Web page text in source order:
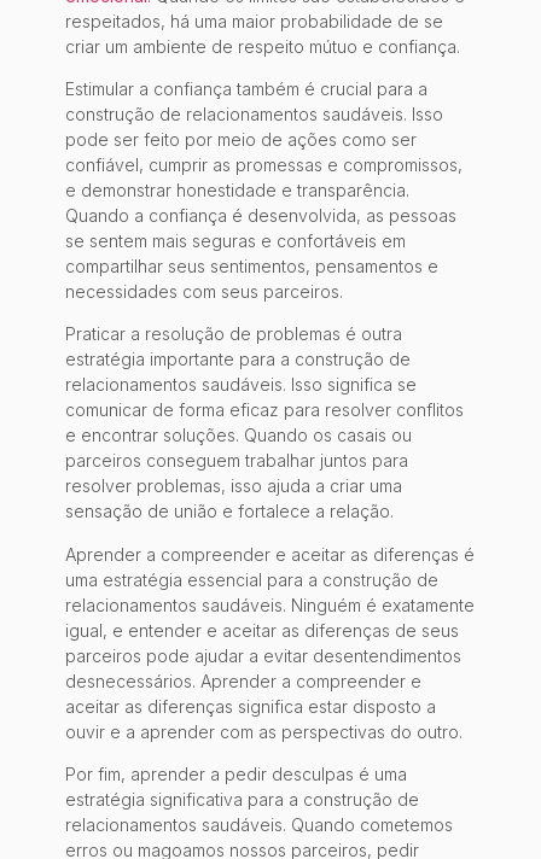
respeitados, há uma maior probabilidade de se
criar um ambiente de respeito mútuo e confiança.
Estimular a confiança também é crucial para a
construção de relacionamentos saudáveis. Isso
pode ser feito por meio de ações como ser
confiável, cumprir as promessas e compromissos,
e demonstrar honestidade e transparência.
Quando a confiança é desenvolvida, as pessoas
se sentem mais seguras e confortáveis em
compartilhar seus sentimentos, pensamentos e
necessidades com seus parceiros.
Praticar a resolução de problemas é outra
estratégia importante para a construção de
relacionamentos saudáveis. Isso significa se
comunicar de forma eficaz para resolver conflitos
e encontrar soluções. Quando os casais ou
parceiros conseguem trabalhar juntos para
resolver problemas, isso ajuda a criar uma
sensação de união e fortalece a relação.
Aprender a compreender e aceitar as diferenças é
uma estratégia essencial para a construção de
relacionamentos saudáveis. Ninguém é exatamente
igual, e entender e aceitar as diferenças de seus
parceiros pode ajudar a evitar desentendimentos
desnecessários. Aprender a compreender e
aceitar as diferenças significa estar disposto a
ouvir e a aprender com as perspectivas do outro.
Por fim, aprender a pedir desculpas é uma
estratégia significativa para a construção de
relacionamentos saudáveis. Quando cometemos
erros ou magoamos nossos parceiros, pedir